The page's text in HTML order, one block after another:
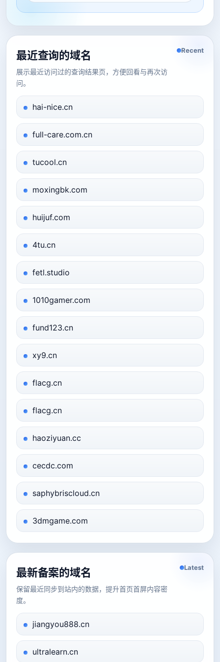
最近查询的域名
展示最近访问过的查询结果页，方便回看与再次访
问。
Recent
hai-nice.cn
full-care.com.cn
tucool.cn
moxingbk.com
huijuf.com
4tu.cn
fetl.studio
1010gamer.com
fund123.cn
xy9.cn
flacg.cn
flacg.cn
haoziyuan.cc
cecdc.com
saphybriscloud.cn
3dmgame.com
最新备案的域名
保留最近同步到站内的数据，提升首页首屏内容密
度。
Latest
jiangyou888.cn
ultralearn.cn